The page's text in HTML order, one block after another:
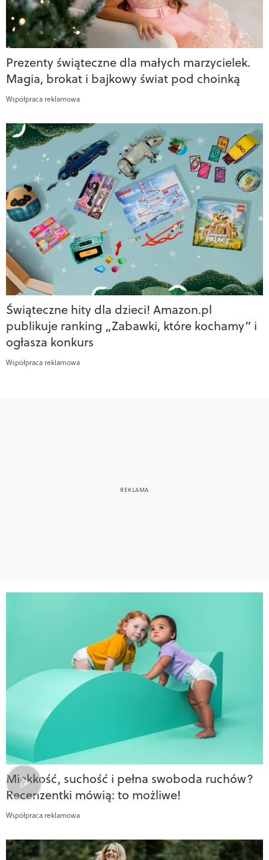
Prezenty świąteczne dla małych marzycielek.
Magia, brokat i bajkowy świat pod choinką
Współpraca reklamowa
Świąteczne hity dla dzieci! Amazon.pl
publikuje ranking „Zabawki, które kochamy” i
ogłasza konkurs
Współpraca reklamowa
Miękkość, suchość i pełna swoboda ruchów?
Recenzentki mówią: to możliwe!
Współpraca reklamowa